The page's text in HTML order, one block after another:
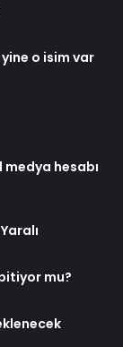
o isim var
hesabı
mu?